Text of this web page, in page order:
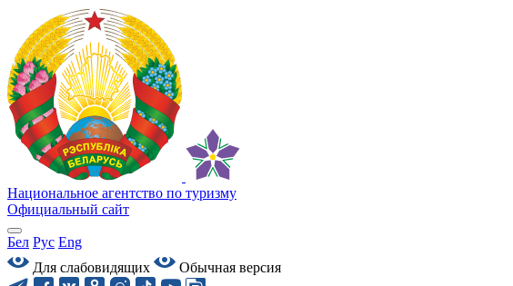
Национальное агентство по туризму
Официальный сайт
Бел Рус Eng
Для слабовидящих
Обычная версия